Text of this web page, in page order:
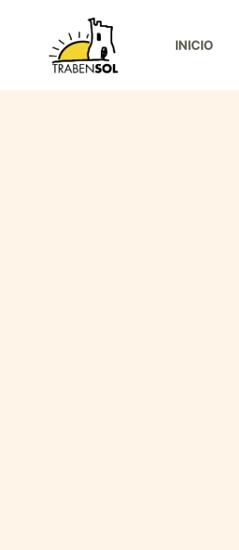
contenido
INICIO